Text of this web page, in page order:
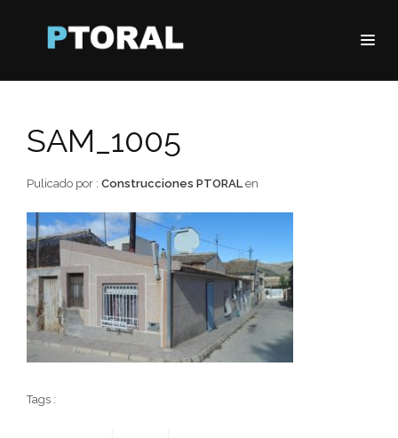
SAM_1005
Pulicado por : Construcciones PTORAL en
Tags :